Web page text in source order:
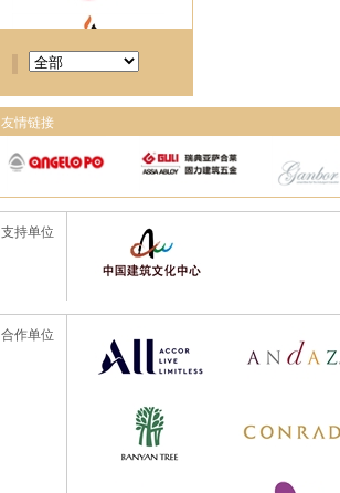
友情链接
支持单位
合作单位